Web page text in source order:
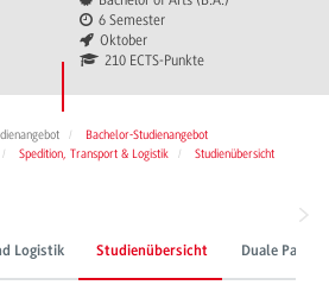
6 Semester
Oktober
210 ECTS-Punkte
Bachelor-Studienangebot
Spedition, Transport & Logistik Studienübersicht
Logistik Studienübersicht Duale Partner